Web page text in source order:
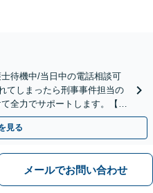
待機中/当日中の電話相談可
てしまったら刑事事件担当の
全力でサポートします。【毎
全域対応】
見る
メールでお問い合わせ